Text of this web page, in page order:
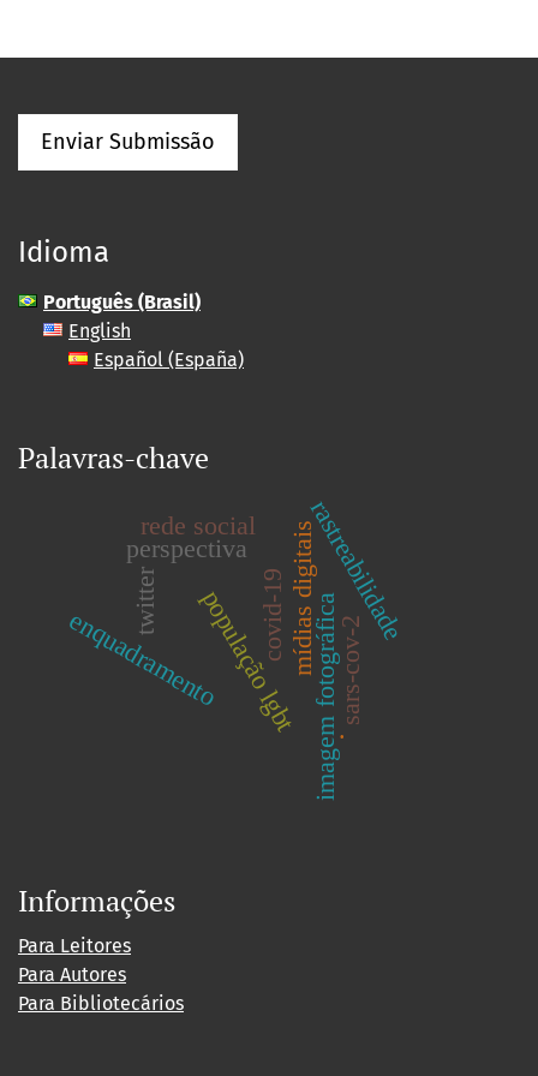
Enviar Submissão
Idioma
Português (Brasil)
English
Español (España)
Palavras-chave
.
população lgbt
twitter mídias digitais
enquadramento
perspectiva
imagem fotográfica
rede social rastreabilidade
sars-cov-2
covid-19
Informações
Para Leitores
Para Autores
Para Bibliotecários